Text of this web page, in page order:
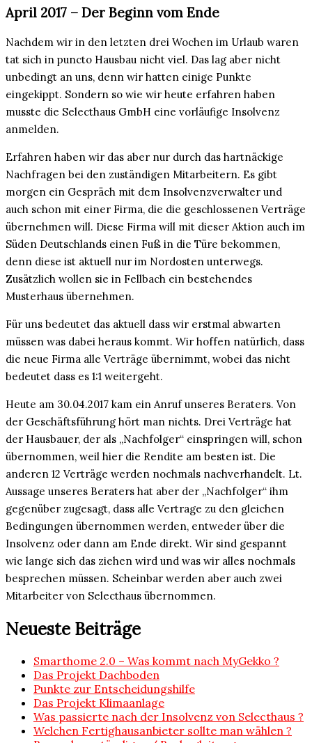
April 2017 – Der Beginn vom Ende
Nachdem wir in den letzten drei Wochen im Urlaub waren
tat sich in puncto Hausbau nicht viel. Das lag aber nicht
unbedingt an uns, denn wir hatten einige Punkte
eingekippt. Sondern so wie wir heute erfahren haben
musste die Selecthaus GmbH eine vorläufige Insolvenz
anmelden.
Erfahren haben wir das aber nur durch das hartnäckige
Nachfragen bei den zuständigen Mitarbeitern. Es gibt
morgen ein Gespräch mit dem Insolvenzverwalter und
auch schon mit einer Firma, die die geschlossenen Verträge
übernehmen will. Diese Firma will mit dieser Aktion auch im
Süden Deutschlands einen Fuß in die Türe bekommen,
denn diese ist aktuell nur im Nordosten unterwegs.
Zusätzlich wollen sie in Fellbach ein bestehendes
Musterhaus übernehmen.
Für uns bedeutet das aktuell dass wir erstmal abwarten
müssen was dabei heraus kommt. Wir hoffen natürlich, dass
die neue Firma alle Verträge übernimmt, wobei das nicht
bedeutet dass es 1:1 weitergeht.
Heute am 30.04.2017 kam ein Anruf unseres Beraters. Von
der Geschäftsführung hört man nichts. Drei Verträge hat
der Hausbauer, der als „Nachfolger“ einspringen will, schon
übernommen, weil hier die Rendite am besten ist. Die
anderen 12 Verträge werden nochmals nachverhandelt. Lt.
Aussage unseres Beraters hat aber der „Nachfolger“ ihm
gegenüber zugesagt, dass alle Vertrage zu den gleichen
Bedingungen übernommen werden, entweder über die
Insolvenz oder dann am Ende direkt. Wir sind gespannt
wie lange sich das ziehen wird und was wir alles nochmals
besprechen müssen. Scheinbar werden aber auch zwei
Mitarbeiter von Selecthaus übernommen.
Neueste Beiträge
Smarthome 2.0 – Was kommt nach MyGekko ?
Das Projekt Dachboden
Punkte zur Entscheidungshilfe
Das Projekt Klimaanlage
Was passierte nach der Insolvenz von Selecthaus ?
Welchen Fertighausanbieter sollte man wählen ?